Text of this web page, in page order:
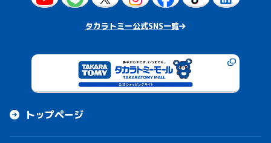
タカラトミー公式SNS一覧
トップページ